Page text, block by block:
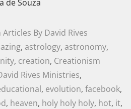
de Souza
By David Rives
, astrology, astronomy,
, creation, Creationism
Rives Ministries,
, evolution, facebook,
, heaven, holy holy holy, hot, it,